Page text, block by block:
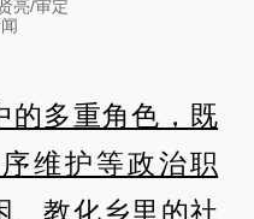
亮/审定
的多重角色，既
维护等政治职
、教化乡里的社